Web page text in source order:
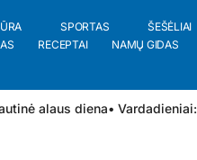
SPORTAS ŠEŠĖLIAI
RECEPTAI NAMŲ GIDAS
alaus diena• Vardadieniai: